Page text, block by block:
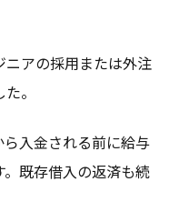
アの採用または外注
。
入金される前に給与
既存借入の返済も続